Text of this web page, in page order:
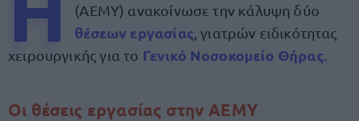
(ΑΕΜΥ) ανακοίνωσε την κάλυψη δύο
θέσεων εργασίας , γιατρών ειδικότητας
χειρουργικής για το Γενικό Νοσοκομείο Θήρας
Οι θέσεις εργασίας στην ΑΕΜΥ